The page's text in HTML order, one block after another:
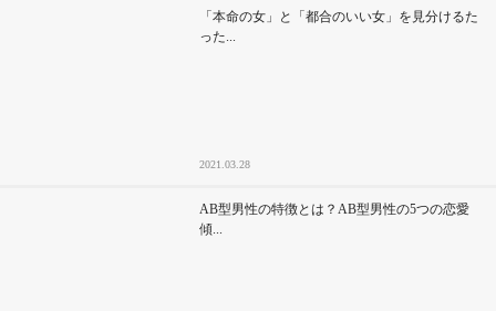
「本命の女」と「都合のいい女」を見分けるた
った...
2021.03.28
AB型男性の特徴とは？AB型男性の5つの恋愛
傾...